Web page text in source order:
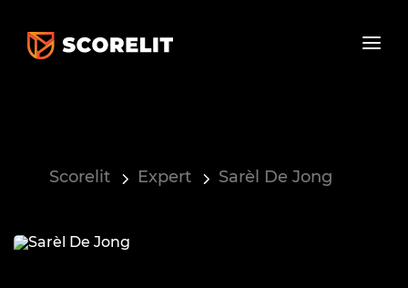
Scorelit Expert Sarèl De Jong